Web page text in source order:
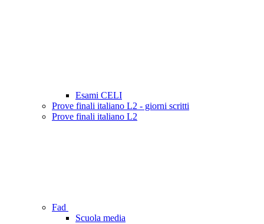
Esami CELI
Prove finali italiano L2 - giorni scritti
Prove finali italiano L2
Fad
Scuola media